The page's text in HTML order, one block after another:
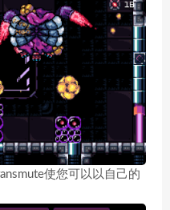
使您可以以自己的